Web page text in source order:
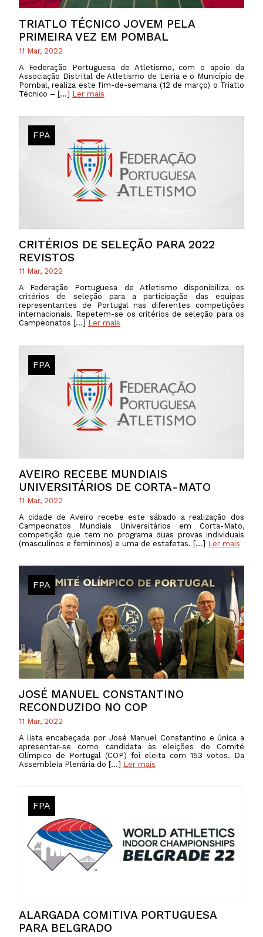
TRIATLO TÉCNICO JOVEM PELA
PRIMEIRA VEZ EM POMBAL
11 Mar, 2022
A Federação Portuguesa de Atletismo, com o apoio da
Associação Distrital de Atletismo de Leiria e o Município de
Pombal, realiza este fim-de-semana (12 de março) o Triatlo
Técnico – […] Ler mais
CRITÉRIOS DE SELEÇÃO PARA 2022
REVISTOS
FPA
11 Mar, 2022
A Federação Portuguesa de Atletismo disponibiliza os
critérios de seleção para a participação das equipas
representantes de Portugal nas diferentes competições
internacionais. Repetem-se os critérios de seleção para os
Campeonatos […] Ler mais
AVEIRO RECEBE MUNDIAIS
UNIVERSITÁRIOS DE CORTA-MATO
FPA
11 Mar, 2022
A cidade de Aveiro recebe este sábado a realização dos
Campeonatos Mundiais Universitários em Corta-Mato,
competição que tem no programa duas provas individuais
(masculinos e femininos) e uma de estafetas. […] Ler mais
JOSÉ MANUEL CONSTANTINO
RECONDUZIDO NO COP
FPA
11 Mar, 2022
A lista encabeçada por José Manuel Constantino e única a
apresentar-se como candidata às eleições do Comité
Olímpico de Portugal (COP) foi eleita com 153 votos. Da
Assembleia Plenária do […] Ler mais
ALARGADA COMITIVA PORTUGUESA
PARA BELGRADO
FPA